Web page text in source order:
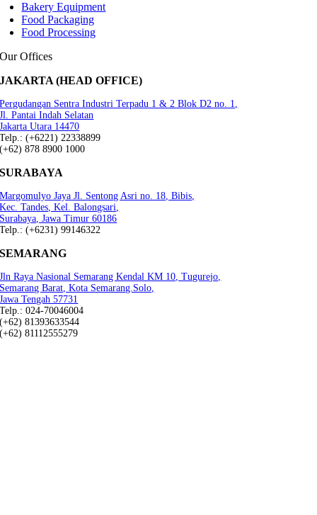
Bakery Equipment
Food Packaging
Food Processing
Our Offices
JAKARTA (HEAD OFFICE)
Pergudangan Sentra Industri Terpadu 1 & 2 Blok D2 no. 1,
Jl. Pantai Indah Selatan
Jakarta Utara 14470
Telp.: (+6221) 22338899
(+62) 878 8900 1000
SURABAYA
Margomulyo Jaya Jl. Sentong Asri no. 18, Bibis,
Kec. Tandes, Kel. Balongsari,
Surabaya, Jawa Timur 60186
Telp.: (+6231) 99146322
SEMARANG
Jln Raya Nasional Semarang Kendal KM 10, Tugurejo,
Semarang Barat, Kota Semarang.Solo,
Jawa Tengah 57731
Telp.: 024-70046004
(+62) 81393633544
(+62) 81112555279